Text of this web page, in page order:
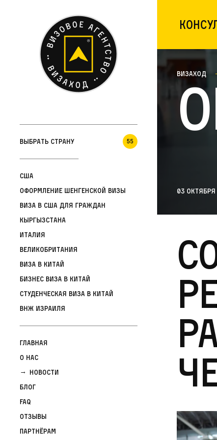
Выбрать страну 55
США
Оформление шенгенской визы
Виза в США для граждан
Кыргызстана
Италия
Великобритания
Виза в Китай
Бизнес виза в Китай
Студенческая виза в Китай
ВНЖ Израиля
Главная
О нас
Новости
Блог
FAQ
Отзывы
Партнёрам
Визаход
03 октября